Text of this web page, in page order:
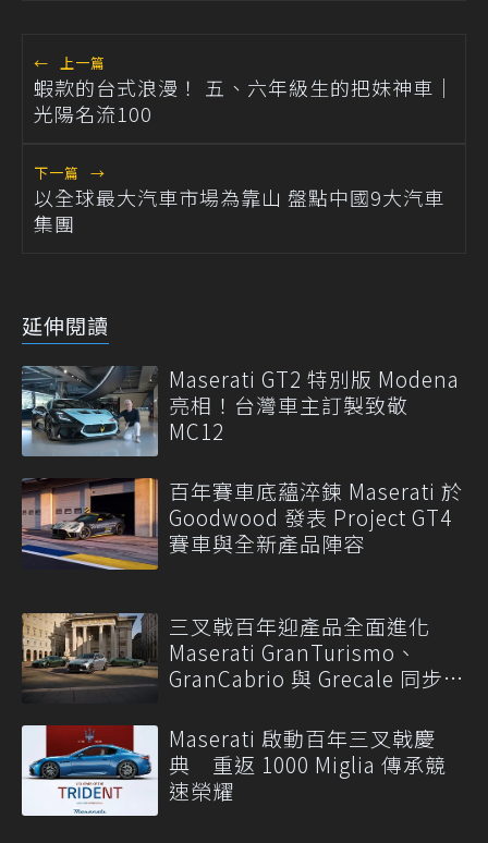
← 上一篇
蝦款的台式浪漫！ 五、六年級生的把妹神車｜
光陽名流100
下一篇 →
以全球最大汽車市場為靠山 盤點中國9大汽車
集團
延伸閱讀
Maserati GT2 特別版 Modena
亮相！台灣車主訂製致敬
MC12
百年賽車底蘊淬鍊 Maserati 於
Goodwood 發表 Project GT4
賽車與全新產品陣容
三叉戟百年迎產品全面進化
Maserati GranTurismo、
GranCabrio 與 Grecale 同步升
Maserati 啟動百年三叉戟慶
典 重返 1000 Miglia 傳承競
速榮耀